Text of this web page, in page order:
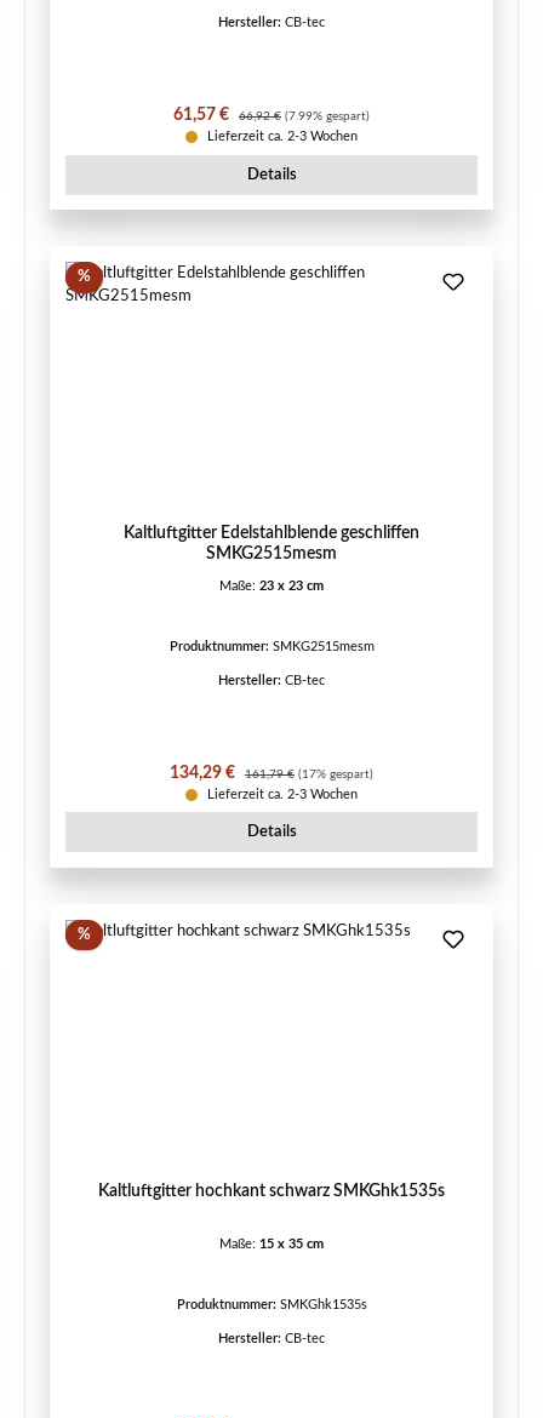
Hersteller: CB-tec
Verkaufspreis:
61,57 € Regulärer Preis:
66,92 € (7.99% gespart)
Lieferzeit ca. 2-3 Wochen
Details
%Rabatt
Kaltluftgitter Edelstahlblende geschliffen
SMKG2515mesm
Maße: 23 x 23 cm
Produktnummer: SMKG2515mesm
Hersteller: CB-tec
Verkaufspreis:
134,29 € Regulärer Preis:
161,79 € (17% gespart)
Lieferzeit ca. 2-3 Wochen
Details
%Rabatt
Kaltluftgitter hochkant schwarz SMKGhk1535s
Maße: 15 x 35 cm
Produktnummer: SMKGhk1535s
Hersteller: CB-tec